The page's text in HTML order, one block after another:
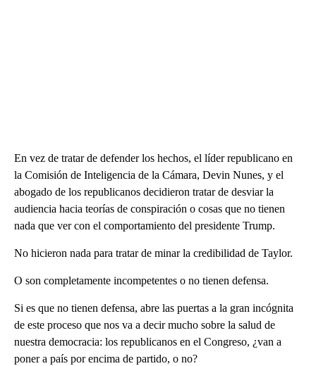
En vez de tratar de defender los hechos, el líder republicano en
la Comisión de Inteligencia de la Cámara, Devin Nunes, y el
abogado de los republicanos decidieron tratar de desviar la
audiencia hacia teorías de conspiración o cosas que no tienen
nada que ver con el comportamiento del presidente Trump.
No hicieron nada para tratar de minar la credibilidad de Taylor.
O son completamente incompetentes o no tienen defensa.
Si es que no tienen defensa, abre las puertas a la gran incógnita
de este proceso que nos va a decir mucho sobre la salud de
nuestra democracia: los republicanos en el Congreso, ¿van a
poner a país por encima de partido, o no?